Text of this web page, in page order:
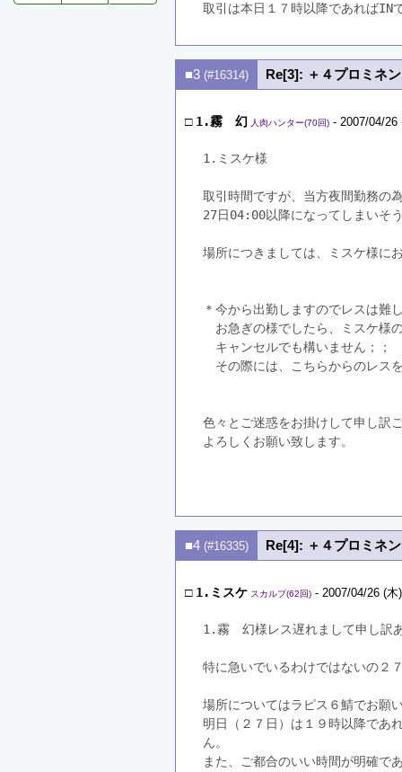
取引は本日１７時以降であればIN
■3 (#16314) Re[3]: ＋４プロミネ
□ 1.霧 幻 人肉ハンター(70回) - 2007/04/
1.ミスケ様
取引時間ですが、当方夜間勤務の
27日04:00以降になってしまいそ
場所につきましては、ミスケ様に
＊今から出勤しますのでレスは難
お急ぎの様でしたら、ミスケ様
キャンセルでも構いません；；
その際には、こちらからのレス
色々とご迷惑をお掛けして申し訳
よろしくお願い致します。
■4 (#16335) Re[4]: ＋４プロミネ
□ 1.ミスケ スカルプ(62回) - 2007/04/26 (
1.霧　幻様レス遅れまして申し訳
特に急いでいるわけではないの２
場所についてはラピス６鯖でお願
明日（２７日）は１９時以降であ
ん。
また、ご都合のいい時間が明確で